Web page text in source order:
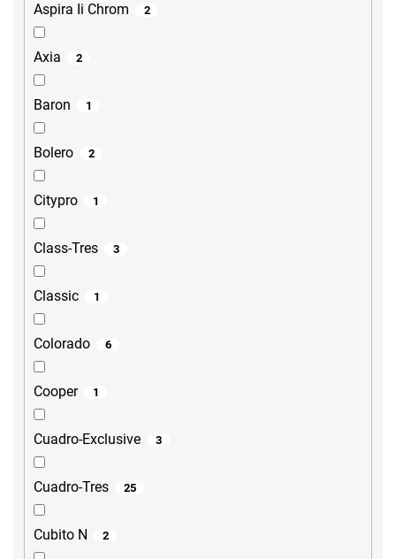
Aspira Ii Chrom 2
Axia 2
Baron 1
Bolero 2
Citypro 1
Class-Tres 3
Classic 1
Colorado 6
Cooper 1
Cuadro-Exclusive 3
Cuadro-Tres 25
Cubito N 2